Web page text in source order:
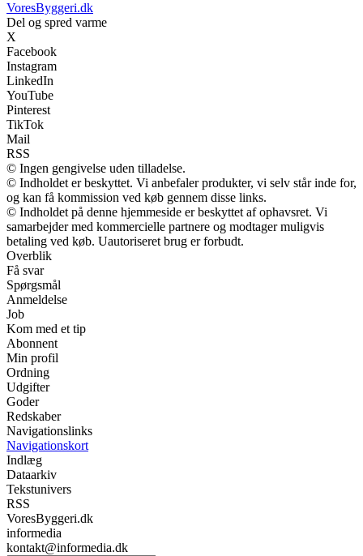
VoresByggeri.dk
Del og spred varme
X
Facebook
Instagram
LinkedIn
YouTube
Pinterest
TikTok
Mail
RSS
© Ingen gengivelse uden tilladelse.
© Indholdet er beskyttet. Vi anbefaler produkter, vi selv står inde for,
og kan få kommission ved køb gennem disse links.
© Indholdet på denne hjemmeside er beskyttet af ophavsret. Vi
samarbejder med kommercielle partnere og modtager muligvis
betaling ved køb. Uautoriseret brug er forbudt.
Overblik
Få svar
Spørgsmål
Anmeldelse
Job
Kom med et tip
Abonnent
Min profil
Ordning
Udgifter
Goder
Redskaber
Navigationslinks
Navigationskort
Indlæg
Dataarkiv
Tekstunivers
RSS
VoresByggeri.dk
informedia
kontakt@informedia.dk